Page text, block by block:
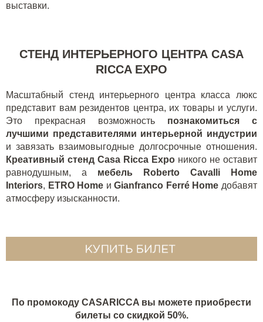
выставки.
СТЕНД ИНТЕРЬЕРНОГО ЦЕНТРА CASA
RICCA EXPO
Масштабный стенд интерьерного центра класса люкс
представит вам резидентов центра, их товары и услуги.
Это прекрасная возможность познакомиться с
лучшими представителями интерьерной индустрии
и завязать взаимовыгодные долгосрочные отношения.
Креативный стенд Casa Ricca Expo никого не оставит
равнодушным, а мебель Roberto Cavalli Home
Interiors, ETRO Home иGianfranco Ferré Home добавят
атмосферу изысканности.
По промокоду CASARICCA вы можете приобрести
билеты со скидкой 50%.